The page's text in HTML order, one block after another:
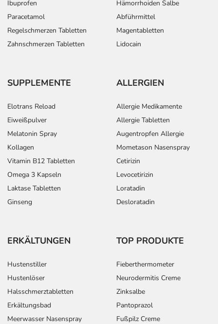
Ibuprofen
Paracetamol
Regelschmerzen Tabletten
Zahnschmerzen Tabletten
Hämorrhoiden Salbe
Abführmittel
Magentabletten
Lidocain
SUPPLEMENTE
Elotrans Reload
Eiweißpulver
Melatonin Spray
Kollagen
Vitamin B12 Tabletten
Omega 3 Kapseln
Laktase Tabletten
Ginseng
ALLERGIEN
Allergie Medikamente
Allergie Tabletten
Augentropfen Allergie
Mometason Nasenspray
Cetirizin
Levocetirizin
Loratadin
Desloratadin
ERKÄLTUNGEN
Hustenstiller
Hustenlöser
Halsschmerztabletten
Erkältungsbad
Meerwasser Nasenspray
TOP PRODUKTE
Fieberthermometer
Neurodermitis Creme
Zinksalbe
Pantoprazol
Fußpilz Creme